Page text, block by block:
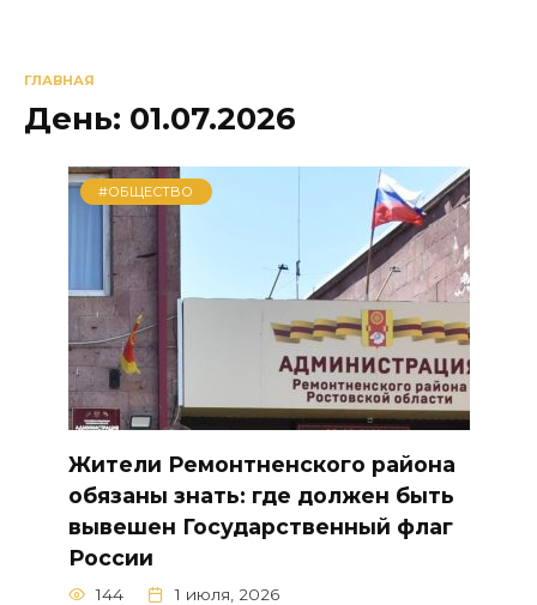
ГЛАВНАЯ
День: 01.07.2026
#ОБЩЕСТВО
Жители Ремонтненского района
обязаны знать: где должен быть
вывешен Государственный флаг
России
144 1 июля, 2026